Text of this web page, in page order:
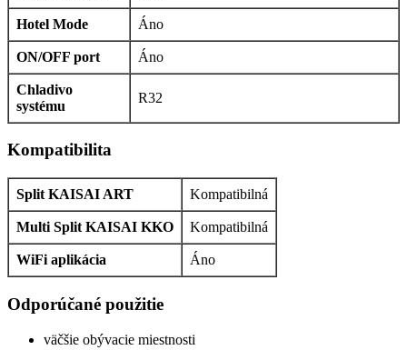
Hotel Mode Áno
ON/OFF port Áno
Chladivo
systému
R32
Kompatibilita
Split KAISAI ART Kompatibilná
Multi Split KAISAI KKO Kompatibilná
WiFi aplikácia Áno
Odporúčané použitie
väčšie obývacie miestnosti